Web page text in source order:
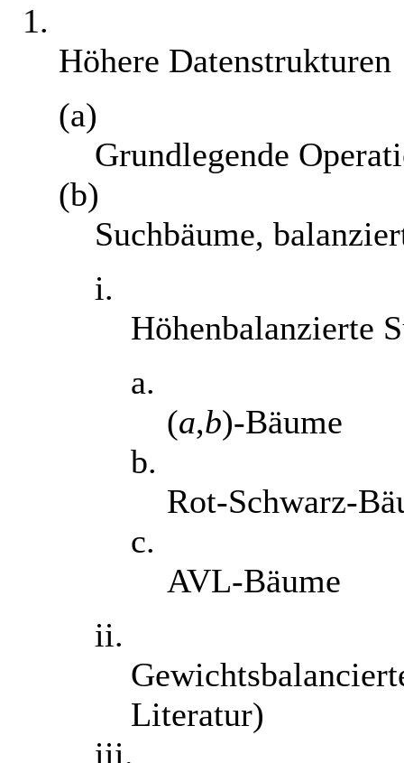
1.
Höhere Datenstrukturen
(a)
Grundlegende
(b)
Suchbäume,
i.
Höhenbalanzierte
a.
(a,b)-Bäume
b.
Rot-Schwarz-
c.
AVL-Bäume
ii.
Literatur)
iii.